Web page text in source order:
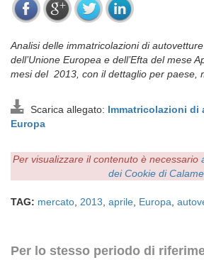
Analisi delle immatricolazioni di
dell’Unione Europea e dell’Efta del mese
mesi del 2013, con il dettaglio per paese,
Scarica allegato: Immatricolazioni di
Europa
Per visualizzare il contenuto è necessario
dei Cookie di
TAG: mercato 2013 aprile Europa
Per lo stesso periodo di